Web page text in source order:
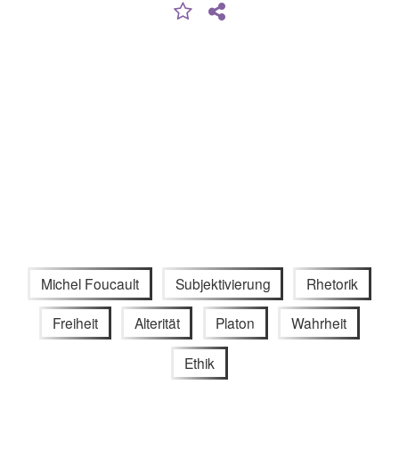
Michel Foucault Subjektivierung Rhetorik
Freiheit Alterität Platon Wahrheit
Ethik